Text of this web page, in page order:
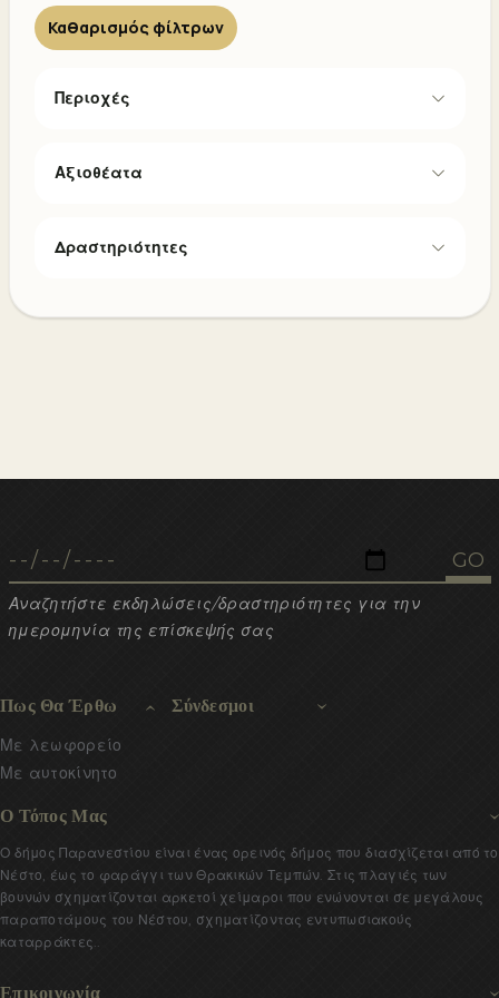
Καθαρισμός φίλτρων
Περιοχές
Αξιοθέατα
Δραστηριότητες
Αναζητήστε εκδηλώσεις/δραστηριότητες για την
ημερομηνία της επίσκεψής σας
Πως Θα Έρθω
Με λεωφορείο
Με αυτοκίνητο
Σύνδεσμοι
Ο Τόπος Μας
Ο δήμος Παρανεστίου είναι ένας ορεινός δήμος που διασχίζεται από το
Νέστο, έως το φαράγγι των Θρακικών Τεμπών. Στις πλαγιές των
βουνών σχηματίζονται αρκετοί χείμαροι που ενώνονται σε μεγάλους
παραποτάμους του Νέστου, σχηματίζοντας εντυπωσιακούς
καταρράκτες..
Επικοινωνία